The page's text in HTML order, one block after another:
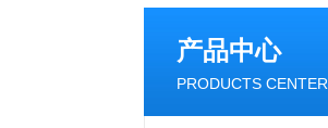
产品中心
PRODUCTS CENTER